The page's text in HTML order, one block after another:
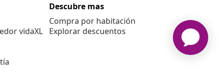
vidaXL
Descubre mas
Compra por habitación
Explorar descuentos